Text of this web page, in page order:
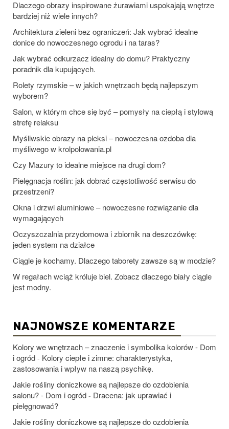
Dlaczego obrazy inspirowane żurawiami uspokajają wnętrze
bardziej niż wiele innych?
Architektura zieleni bez ograniczeń: Jak wybrać idealne
donice do nowoczesnego ogrodu i na taras?
Jak wybrać odkurzacz idealny do domu? Praktyczny
poradnik dla kupujących.
Rolety rzymskie – w jakich wnętrzach będą najlepszym
wyborem?
Salon, w którym chce się być – pomysły na ciepłą i stylową
strefę relaksu
Myśliwskie obrazy na pleksi – nowoczesna ozdoba dla
myśliwego w krolpolowania.pl
Czy Mazury to idealne miejsce na drugi dom?
Pielęgnacja roślin: jak dobrać częstotliwość serwisu do
przestrzeni?
Okna i drzwi aluminiowe – nowoczesne rozwiązanie dla
wymagających
Oczyszczalnia przydomowa i zbiornik na deszczówkę:
jeden system na działce
Ciągle je kochamy. Dlaczego taborety zawsze są w modzie?
W regałach wciąż króluje biel. Zobacz dlaczego biały ciągle
jest modny.
NAJNOWSZE KOMENTARZE
Kolory we wnętrzach – znaczenie i symbolika kolorów - Dom
i ogród - Kolory ciepłe i zimne: charakterystyka,
zastosowania i wpływ na naszą psychikę.
Jakie rośliny doniczkowe są najlepsze do ozdobienia
salonu? - Dom i ogród - Dracena: jak uprawiać i
pielęgnować?
Jakie rośliny doniczkowe są najlepsze do ozdobienia